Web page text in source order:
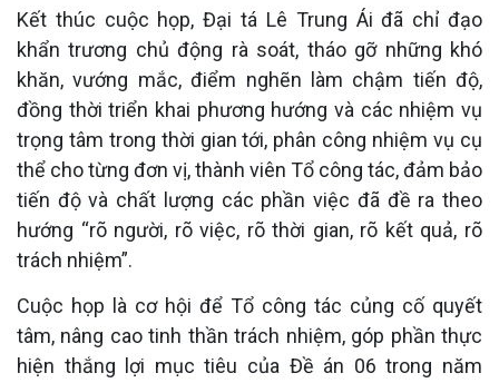
Kết thúc cuộc họp, Đại tá Lê Trung Ái đã chỉ đạo
khẩn trương chủ động rà soát, tháo gỡ những khó
khăn, vướng mắc, điểm nghẽn làm chậm tiến độ,
đồng thời triển khai phương hướng và các nhiệm vụ
trọng tâm trong thời gian tới, phân công nhiệm vụ cụ
thể cho từng đơn vị, thành viên Tổ công tác, đảm bảo
tiến độ và chất lượng các phần việc đã đề ra theo
hướng “rõ người, rõ việc, rõ thời gian, rõ kết quả, rõ
trách nhiệm”.
Cuộc họp là cơ hội để Tổ công tác củng cố quyết
tâm, nâng cao tinh thần trách nhiệm, góp phần thực
hiện thắng lợi mục tiêu của Đề án 06 trong năm